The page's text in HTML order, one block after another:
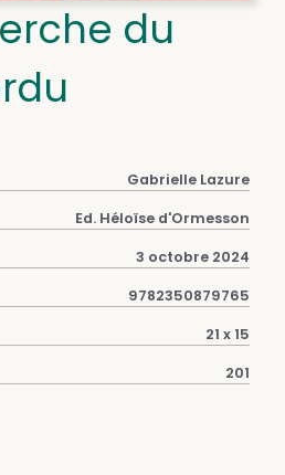
du
Gabrielle Lazure
Ed. Héloïse d'Ormesson
3 octobre 2024
9782350879765
21 x 15
201